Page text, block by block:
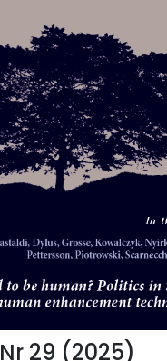
Nr 29 (2025)